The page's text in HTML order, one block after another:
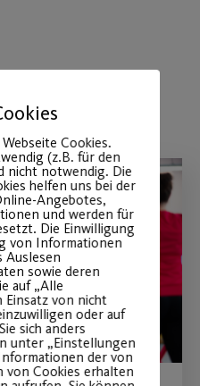
Cookies.
(z.B. für den
nicht notwendig. Die
helfen uns bei der
Angebotes,
und werden für
Die Einwilligung
von Informationen
Auslesen
sowie deren
auf „Alle
Einsatz von nicht
oder auf
sich anders
unter „Einstellungen
der von
Cookies erhalten